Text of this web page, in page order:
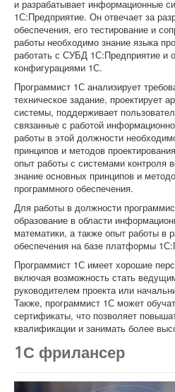
и разрабатывает информационные
1С:Предприятие. Он отвечает за
обеспечения, его тестирование и
работы необходимо знание языка
работать с СУБД 1С:Предприятие и
конфигурациями 1С.
Программист 1С анализирует
техническое задание, проектирует
системы, поддерживает
связанные с работой
работы в этой должности
принципов и методов
опыт работы с системами контроля
знание основных принципов и
программного обеспечения.
Для работы в должности
образование в области
математики, а также опыт работы в
обеспечения на базе платформы
Программист 1С имеет хорошие
включая возможность стать
руководителем проекта или
Также, программист 1С может
сертификаты, что позволяет
квалификации и занимать более
1С фрилансер